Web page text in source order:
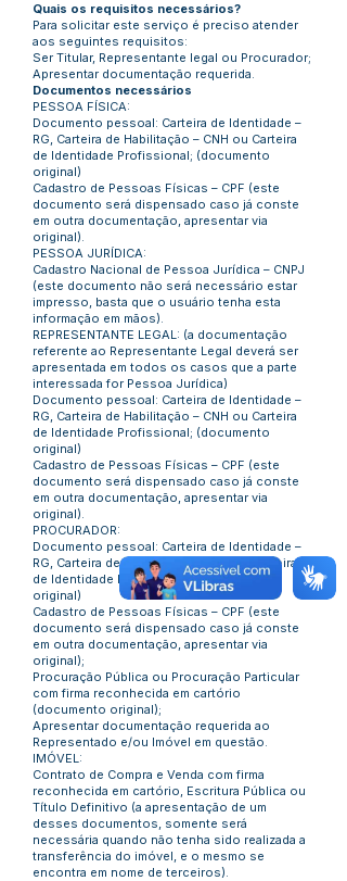
Quais os requisitos necessários?
Para solicitar este serviço é preciso atender
aos seguintes requisitos:
Ser Titular, Representante legal ou Procurador;
Apresentar documentação requerida.
Documentos necessários
PESSOA FÍSICA:
Documento pessoal: Carteira de Identidade –
RG, Carteira de Habilitação – CNH ou Carteira
de Identidade Profissional; (documento
original)
Cadastro de Pessoas Físicas – CPF (este
documento será dispensado caso já conste
em outra documentação, apresentar via
original).
PESSOA JURÍDICA:
Cadastro Nacional de Pessoa Jurídica – CNPJ
(este documento não será necessário estar
impresso, basta que o usuário tenha esta
informação em mãos).
REPRESENTANTE LEGAL: (a documentação
referente ao Representante Legal deverá ser
apresentada em todos os casos que a parte
interessada for Pessoa Jurídica)
Documento pessoal: Carteira de Identidade –
RG, Carteira de Habilitação – CNH ou Carteira
de Identidade Profissional; (documento
original)
Cadastro de Pessoas Físicas – CPF (este
documento será dispensado caso já conste
em outra documentação, apresentar via
original).
PROCURADOR:
Documento pessoal: Carteira de Identidade –
RG, Carteira de Habilitação – CNH ou Carteira
de Identidade Profissional; (documento
original)
Cadastro de Pessoas Físicas – CPF (este
documento será dispensado caso já conste
em outra documentação, apresentar via
original);
Procuração Pública ou Procuração Particular
com firma reconhecida em cartório
(documento original);
Apresentar documentação requerida ao
Representado e/ou Imóvel em questão.
IMÓVEL:
Contrato de Compra e Venda com firma
reconhecida em cartório, Escritura Pública ou
Título Definitivo (a apresentação de um
desses documentos, somente será
necessária quando não tenha sido realizada a
transferência do imóvel, e o mesmo se
encontra em nome de terceiros).